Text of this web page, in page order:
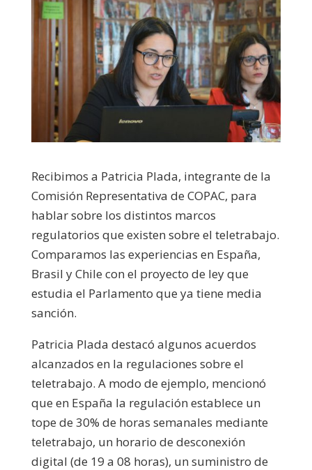
Recibimos a Patricia Plada, integrante de la
Comisión Representativa de COPAC, para
hablar sobre los distintos marcos
regulatorios que existen sobre el teletrabajo.
Comparamos las experiencias en España,
Brasil y Chile con el proyecto de ley que
estudia el Parlamento que ya tiene media
sanción.
Patricia Plada destacó algunos acuerdos
alcanzados en la regulaciones sobre el
teletrabajo. A modo de ejemplo, mencionó
que en España la regulación establece un
tope de 30% de horas semanales mediante
teletrabajo, un horario de desconexión
digital (de 19 a 08 horas), un suministro de